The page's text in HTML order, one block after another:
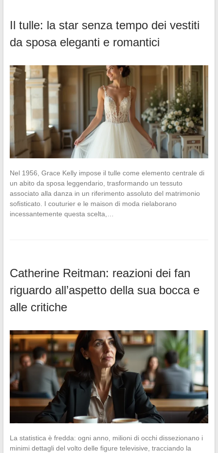
Il tulle: la star senza tempo dei vestiti
da sposa eleganti e romantici
Nel 1956, Grace Kelly impose il tulle come elemento centrale di
un abito da sposa leggendario, trasformando un tessuto
associato alla danza in un riferimento assoluto del matrimonio
sofisticato. I couturier e le maison di moda rielaborano
incessantemente questa scelta,…
Catherine Reitman: reazioni dei fan
riguardo all’aspetto della sua bocca e
alle critiche
La statistica è fredda: ogni anno, milioni di occhi dissezionano i
minimi dettagli del volto delle figure televisive, tracciando la